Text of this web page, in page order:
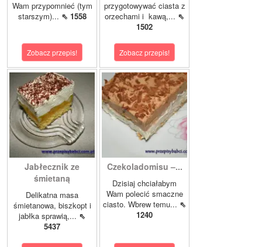
Wam przypomnieć (tym
starszym)... ⇖ 1558
Zobacz przepis!
przygotowywać ciasta z
orzechami i kawą,... ⇖
1502
Zobacz przepis!
Jabłecznik ze
śmietaną
Delikatna masa
śmietanowa, biszkopt i
jabłka sprawią,... ⇖
5437
Czekoladomisu –...
Dzisiaj chciałabym
Wam polecić smaczne
ciasto. Wbrew temu... ⇖
1240